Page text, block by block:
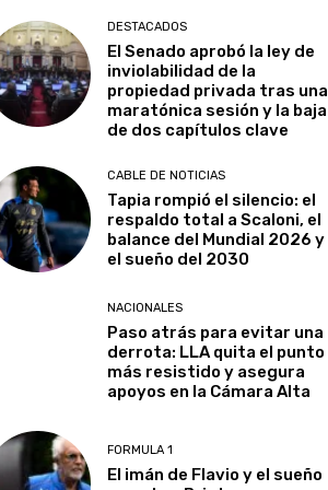
DESTACADOS
El Senado aprobó la ley de
inviolabilidad de la
propiedad privada tras una
maratónica sesión y la baja
de dos capítulos clave
CABLE DE NOTICIAS
Tapia rompió el silencio: el
respaldo total a Scaloni, el
balance del Mundial 2026 y
el sueño del 2030
NACIONALES
Paso atrás para evitar una
derrota: LLA quita el punto
más resistido y asegura
apoyos en la Cámara Alta
FORMULA 1
El imán de Flavio y el sueño